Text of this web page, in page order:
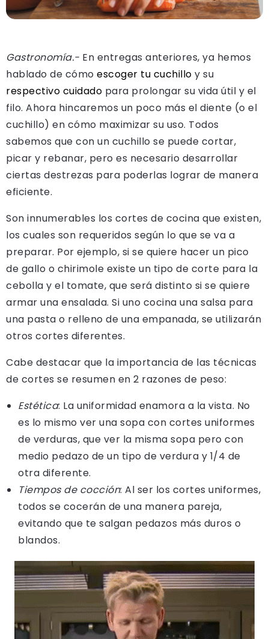
Gastronomía.- En entregas anteriores, ya hemos
hablado de cómo escoger tu cuchillo y su
respectivo cuidado para prolongar su vida útil y el
filo. Ahora hincaremos un poco más el diente (o el
cuchillo) en cómo maximizar su uso. Todos
sabemos que con un cuchillo se puede cortar,
picar y rebanar, pero es necesario desarrollar
ciertas destrezas para poderlas lograr de manera
eficiente.
Son innumerables los cortes de cocina que existen,
los cuales son requeridos según lo que se va a
preparar. Por ejemplo, si se quiere hacer un pico
de gallo o chirimole existe un tipo de corte para la
cebolla y el tomate, que será distinto si se quiere
armar una ensalada. Si uno cocina una salsa para
una pasta o relleno de una empanada, se utilizarán
otros cortes diferentes.
Cabe destacar que la importancia de las técnicas
de cortes se resumen en 2 razones de peso:
Estética: La uniformidad enamora a la vista. No
es lo mismo ver una sopa con cortes uniformes
de verduras, que ver la misma sopa pero con
medio pedazo de un tipo de verdura y 1/4 de
otra diferente.
Tiempos de cocción: Al ser los cortes uniformes,
todos se cocerán de una manera pareja,
evitando que te salgan pedazos más duros o
blandos.